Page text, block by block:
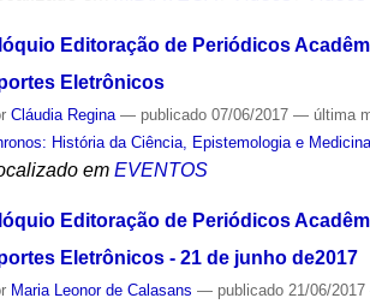
Editoração de Periódicos
Eletrônicos
Cláudia Regina — publicado 07/06/2017— última
História da Ciência, Epistemologia e Medicina
em EVENTOS
Editoração de Periódicos
Eletrônicos - 21 de junho de2017
Maria Leonor de Calasans — publicado 21/06/2017